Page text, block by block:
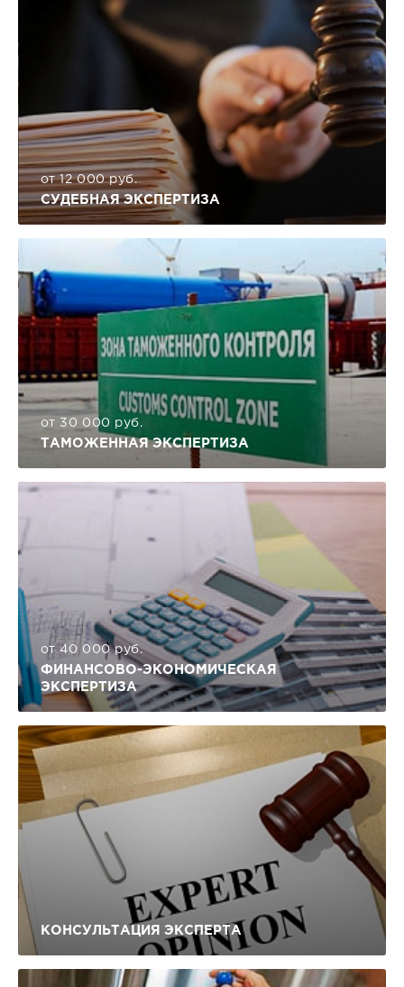
от 12 000 руб.
СУДЕБНАЯ ЭКСПЕРТИЗА
от 30 000 руб.
ТАМОЖЕННАЯ ЭКСПЕРТИЗА
от 40 000 руб.
ФИНАНСОВО-ЭКОНОМИЧЕСКАЯ
ЭКСПЕРТИЗА
КОНСУЛЬТАЦИЯ ЭКСПЕРТА